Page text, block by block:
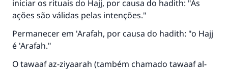
iniciar os rituais do Hajj, por causa do hadith: "As
ações são válidas pelas intenções."
Permanecer em 'Arafah, por causa do hadith: "o Hajj
é 'Arafah."
O tawaaf az-ziyaarah (também chamado tawaaf al-